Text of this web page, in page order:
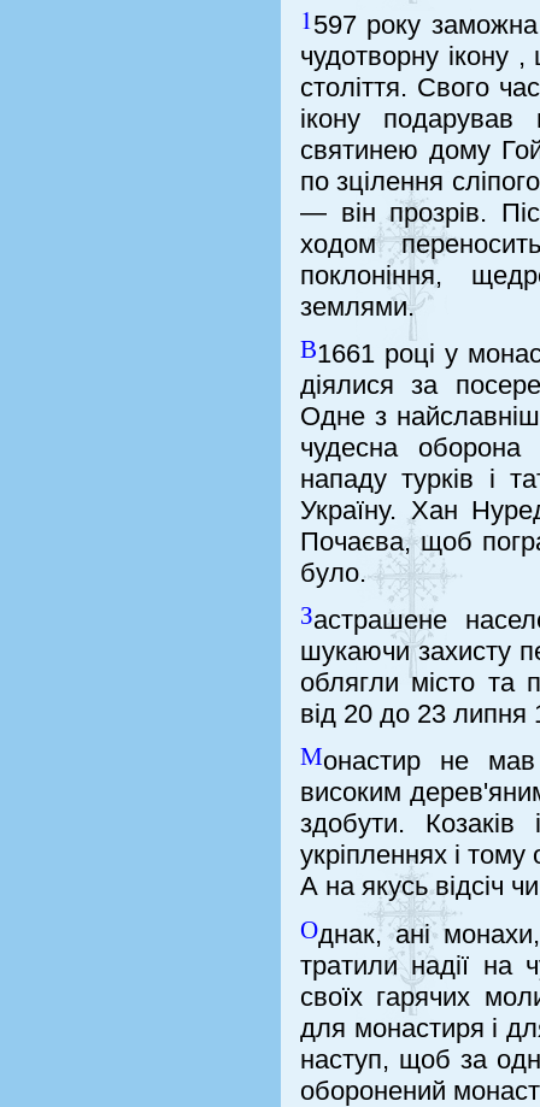
1 597 року
чудотворну ікону
століття. Свого
ікону
святинею дому
по зцілення
— він прозрів.
ходом
поклоніння,
землями.
В1661 році у
діялися за
Одне з
чудесна оборона
нападу турків і
Україну. Хан
Почаєва, щоб
було.
Застрашене
шукаючи захисту
облягли місто та
від 20 до 23 липня
Монастир не мав
високим
здобути.
укріпленнях і
А на якусь відсіч
Однак, ані
тратили надії на
своїх гарячих
для монастиря і
наступ, щоб за
оборонений